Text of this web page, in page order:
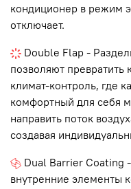
кондиционер в режим
отключает.
Double Flap -
позволяют превратить
климат-контроль, где
комфортный для себя
направить поток
создавая
Dual Barrier Coating
внутренние элементы